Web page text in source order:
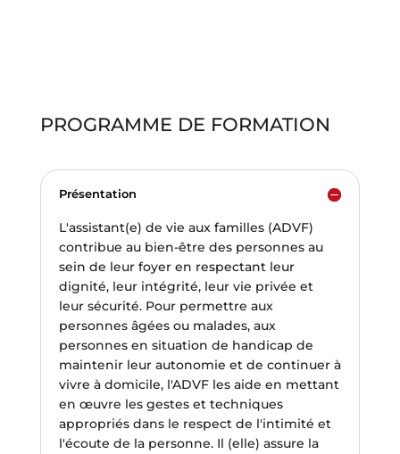
PROGRAMME DE FORMATION
Présentation
L'assistant(e) de vie aux familles (ADVF)
contribue au bien-être des personnes au
sein de leur foyer en respectant leur
dignité, leur intégrité, leur vie privée et
leur sécurité. Pour permettre aux
personnes âgées ou malades, aux
personnes en situation de handicap de
maintenir leur autonomie et de continuer à
vivre à domicile, l'ADVF les aide en mettant
en œuvre les gestes et techniques
appropriés dans le respect de l'intimité et
l'écoute de la personne. Il (elle) assure la